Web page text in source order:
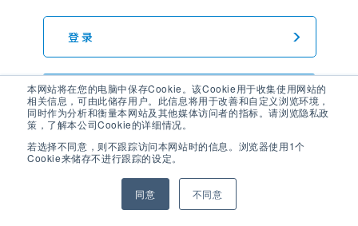
本网站将在您的电脑中保存Cookie。该Cookie用于收集使用网站的
相关信息，可由此储存用户。此信息将用于改善和自定义浏览环境，
同时作为分析和衡量本网站及其他媒体访问者的指标。请浏览隐私政
策，了解本公司Cookie的详细情况。
若选择不同意，则不跟踪访问本网站时的信息。浏览器使用1个
Cookie来储存不进行跟踪的设定。
同意 不同意
点击此处注册新会员 >
发生问题时请联系管理员